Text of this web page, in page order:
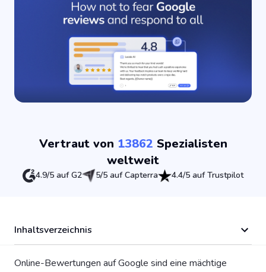
Vertraut von 13862 Spezialisten
weltweit
4.9/5 auf G2 5/5 auf Capterra 4.4/5 auf Trustpilot
Inhaltsverzeichnis
Online-Bewertungen auf Google sind eine mächtige